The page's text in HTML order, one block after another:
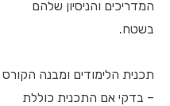
המדריכים והניסיון שלהם
בשטח.
תכנית הלימודים ומבנה הקורס
– בדקי אם התכנית כוללת